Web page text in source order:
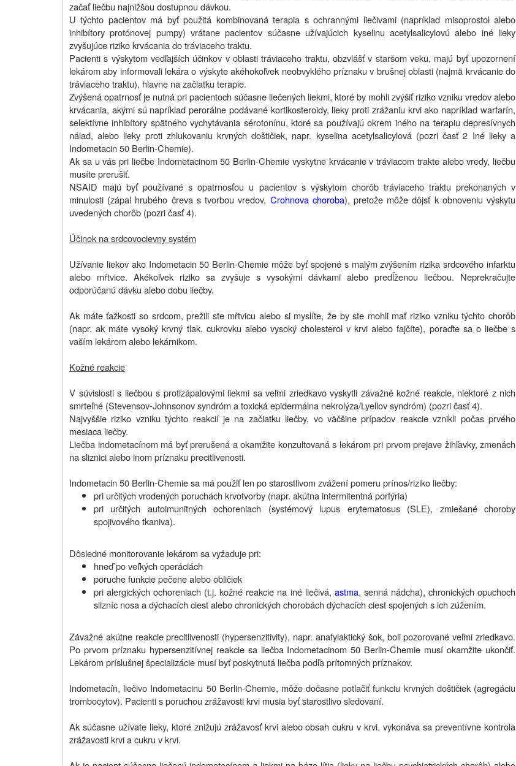
začať liečbu najnižšou dostupnou dávkou.
U týchto pacientov má byť použitá kombinovaná terapia s ochrannými liečivami (napríklad misoprostol alebo
inhibítory protónovej pumpy) vrátane pacientov súčasne užívajúcich kyselinu acetylsalicylovú alebo iné lieky
zvyšujúce riziko krvácania do tráviaceho traktu.
Pacienti s výskytom vedľajších účinkov v oblasti tráviaceho traktu, obzvlášť v staršom veku, majú byť upozornení
lekárom aby informovali lekára o výskyte akéhokoľvek neobvyklého príznaku v brušnej oblasti (najmä krvácanie do
tráviaceho traktu), hlavne na začiatku terapie.
Zvýšená opatrnosť je nutná pri pacientoch súčasne liečených liekmi, ktoré by mohli zvýšiť riziko vzniku vredov alebo
krvácania, akými sú napríklad perorálne podávané kortikosteroidy, lieky proti zrážaniu krvi ako napríklad warfarín,
selektívne inhibítory spätného vychytávania sérotonínu, ktoré sa používajú okrem iného na terapiu depresívnych
nálad, alebo lieky proti zhlukovaniu krvných doštičiek, napr. kyselina acetylsalicylová (pozri časť 2 Iné lieky a
Indometacin 50 Berlin-Chemie).
Ak sa u vás pri liečbe Indometacinom 50 Berlin-Chemie vyskytne krvácanie v tráviacom trakte alebo vredy, liečbu
musíte prerušiť.
NSAID majú byť používané s opatrnosťou u pacientov s výskytom chorôb tráviaceho traktu prekonaných v
minulosti (zápal hrubého čreva s tvorbou vredov, Crohnova choroba), pretože môže dôjsť k obnoveniu výskytu
uvedených chorôb (pozri časť 4).
Účinok na srdcovocievny systém
Užívanie liekov ako Indometacin 50 Berlin-Chemie môže byť spojené s malým zvýšením rizika srdcového infarktu
alebo mŕtvice. Akékoľvek riziko sa zvyšuje s vysokými dávkami alebo predĺženou liečbou. Neprekračujte
odporúčanú dávku alebo dobu liečby.
Ak máte ťažkosti so srdcom, prežili ste mŕtvicu alebo si myslíte, že by ste mohli mať riziko vzniku týchto chorôb
(napr. ak máte vysoký krvný tlak, cukrovku alebo vysoký cholesterol v krvi alebo fajčíte), poraďte sa o liečbe s
vaším lekárom alebo lekárnikom.
Kožné reakcie
V súvislosti s liečbou s protizápalovými liekmi sa veľmi zriedkavo vyskytli závažné kožné reakcie, niektoré z nich
smrteľné (Stevensov-Johnsonov syndróm a toxická epidermálna nekrolýza/Lyellov syndróm) (pozri časť 4).
Najvyššie riziko vzniku týchto reakcií je na začiatku liečby, vo väčšine prípadov reakcie vznikli počas prvého
mesiaca liečby.
Liečba indometacínom má byť prerušená a okamžite konzultovaná s lekárom pri prvom prejave žihľavky, zmenách
na sliznici alebo inom príznaku precitlivenosti.
Indometacin 50 Berlin-Chemie sa má použiť len po starostlivom zvážení pomeru prínos/riziko liečby:
pri určitých vrodených poruchách krvotvorby (napr. akútna intermitentná porfýria)
pri určitých autoimunitných ochoreniach (systémový lupus erytematosus (SLE), zmiešané choroby
spojivového tkaniva).
Dôsledné monitorovanie lekárom sa vyžaduje pri:
hneď po veľkých operáciách
poruche funkcie pečene alebo obličiek
pri alergických ochoreniach (t.j. kožné reakcie na iné liečivá, astma, senná nádcha), chronických opuchoch
slizníc nosa a dýchacích ciest alebo chronických chorobách dýchacích ciest spojených s ich zúžením.
Závažné akútne reakcie precitlivenosti (hypersenzitivity), napr. anafylaktický šok, boli pozorované veľmi zriedkavo.
Po prvom príznaku hypersenzitívnej reakcie sa liečba Indometacinom 50 Berlin-Chemie musí okamžite ukončiť.
Lekárom príslušnej špecializácie musí byť poskytnutá liečba podľa prítomných príznakov.
Indometacín, liečivo Indometacinu 50 Berlin-Chemie, môže dočasne potlačiť funkciu krvných doštičiek (agregáciu
trombocytov). Pacienti s poruchou zrážavosti krvi musia byť starostlivo sledovaní.
Ak súčasne užívate lieky, ktoré znižujú zrážavosť krvi alebo obsah cukru v krvi, vykonáva sa preventívne kontrola
zrážavosti krvi a cukru v krvi.